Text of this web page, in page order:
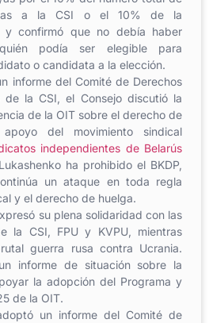
a la CSI o el 10% de la
y confirmó que no debía haber
podía ser elegible para
o candidata a la elección.
informe del Comité de Derechos
de la CSI, el Consejo discutió la
de la OIT sobre el derecho de
del movimiento sindical
independientes de Belarús
ha prohibido el BKDP,
un ataque en toda regla
y el derecho de huelga.
su plena solidaridad con las
la CSI, FPU y KVPU, mientras
guerra rusa contra Ucrania.
informe de situación sobre la
la adopción del Programa y
de la OIT.
un informe del Comité de